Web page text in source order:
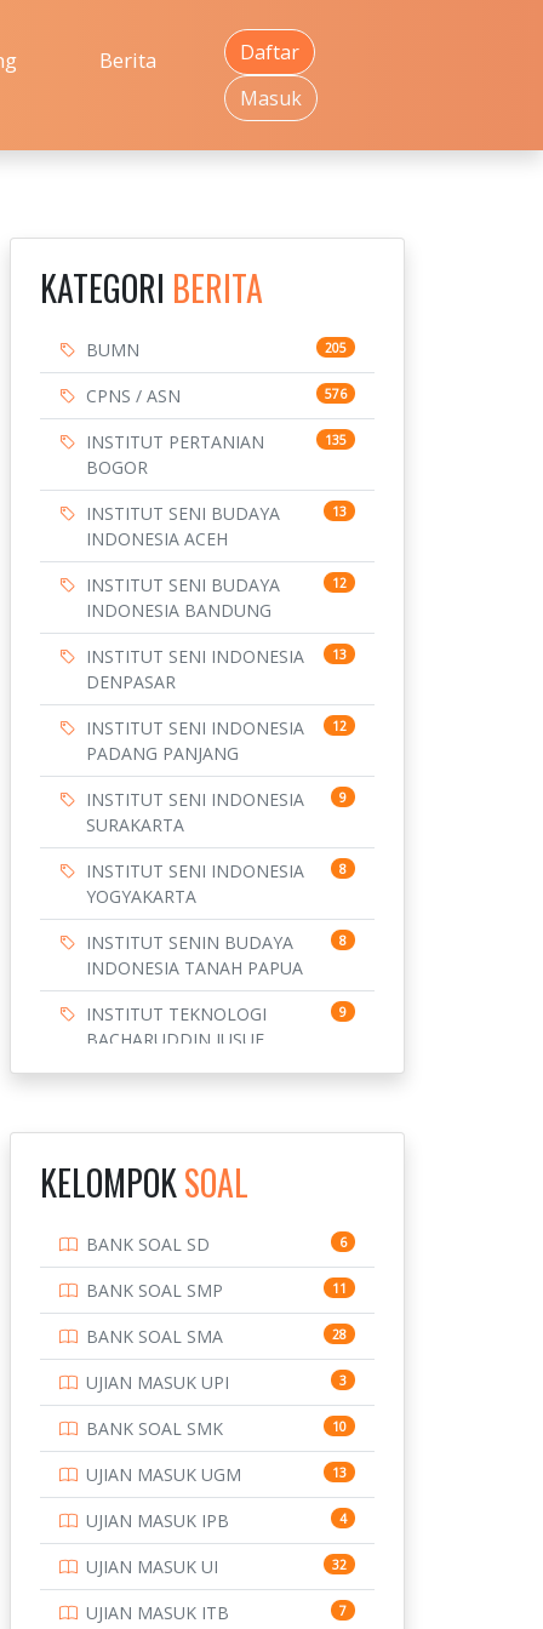
Berita
Daftar
Masuk
KATEGORI BERITA
BUMN 205
CPNS / ASN 576
INSTITUT PERTANIAN
BOGOR
135
INSTITUT SENI BUDAYA
INDONESIA ACEH
13
INSTITUT SENI BUDAYA
INDONESIA BANDUNG
12
INSTITUT SENI INDONESIA
DENPASAR
13
INSTITUT SENI INDONESIA
PADANG PANJANG
12
INSTITUT SENI INDONESIA
SURAKARTA
9
INSTITUT SENI INDONESIA
YOGYAKARTA
8
INSTITUT SENIN BUDAYA
INDONESIA TANAH PAPUA
8
INSTITUT TEKNOLOGI
BACHARUDDIN JUSUF
9
BANDUNG
INSTITUT TEKNOLOGI
INSTITUT TEKNOLOGI
SEPULUH NOVEMBER
10
INSTITUT TEKNOLOGI
SUMATERA
9
IPDN / STPDN 148
PENDIDIKAN 943
PERBANKAN 3
POLRI 169
POLTEK SSN 7
4
KELOMPOKSOAL
BANK SOAL SD 6
BANK SOAL SMP 11
BANK SOAL SMA 28
UJIAN MASUK UPI 3
BANK SOAL SMK 10
UJIAN MASUK UGM 13
UJIAN MASUK IPB 4
UJIAN MASUK UI 32
UJIAN MASUK ITB 7